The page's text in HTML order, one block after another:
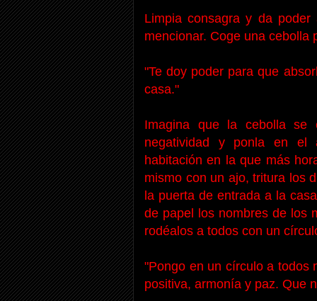
Limpia consagra y da
mencionar. Coge una cebolla
"Te doy poder para que
casa."
Imagina que la cebolla se
negatividad y ponla en
habitación en la que más
mismo con un ajo, tritura los
la puerta de entrada a la
de papel los nombres de los
rodéalos a todos con un
"Pongo en un círculo a todos
positiva, armonía y paz. Que